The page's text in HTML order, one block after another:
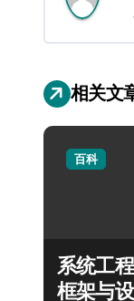
相关文
百科
系统工
框架与